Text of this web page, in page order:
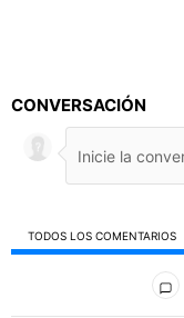
CONVERSACIÓN
TODOS LOS COMENTARIOS
Todos los